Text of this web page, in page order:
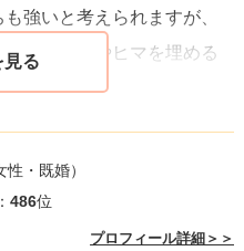
強いと考えられますが、
、寂しさやヒマを埋める
じました。
たいとお考えでいらっし
に恋人がいないことを確
がいいかと思います。
性・既婚）
486位
プロフィール詳細＞＞